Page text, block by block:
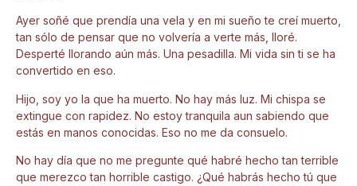
Ayer soñé que prendía una vela y en mi sueño te creí muerto,
tan sólo de pensar que no volvería a verte más, lloré.
Desperté llorando aún más. Una pesadilla. Mi vida sin ti se ha
convertido en eso.
Hijo, soy yo la que ha muerto. No hay más luz. Mi chispa se
extingue con rapidez. No estoy tranquila aun sabiendo que
estás en manos conocidas. Eso no me da consuelo.
No hay día que no me pregunte qué habré hecho tan terrible
que merezco tan horrible castigo. ¿Qué habrás hecho tú que